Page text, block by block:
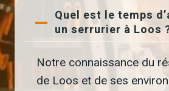
Quel est le temps
un serrurier à Loos
Notre connaissance du
de Loos et de ses